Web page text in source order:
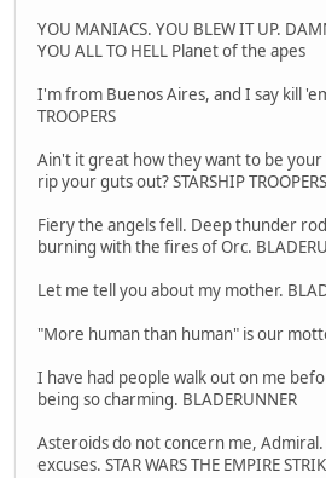
YOU MANIACS. YOU BLEW IT UP.
YOU ALL TO HELL Planet of the apes
I'm from Buenos Aires, and I say kill
TROOPERS
Ain't it great how they want to be
rip your guts out? STARSHIP TROOPERS
Fiery the angels fell. Deep thunder
burning with the fires of Orc.
Let me tell you about my mother.
"More human than human" is our
I have had people walk out on me
being so charming. BLADERUNNER
Asteroids do not concern me,
excuses. STAR WARS THE EMPIRE